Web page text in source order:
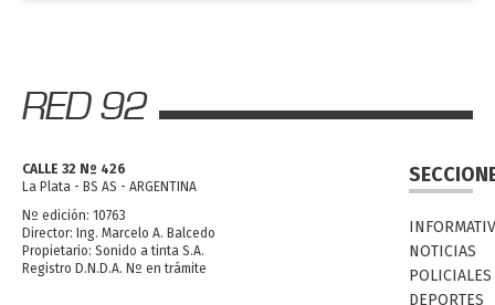
CALLE 32 Nº 426
La Plata - BS AS - ARGENTINA
Nº edición: 10763
Director: Ing. Marcelo A. Balcedo
Propietario: Sonido a tinta S.A.
Registro D.N.D.A. Nº en trámite
NOTICIAS
POLICIALES
DEPORTES